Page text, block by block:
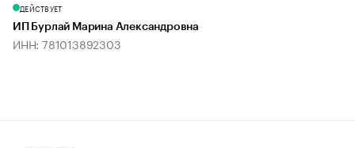
ДЕЙСТВУЕТ
ИП Бурлай Марина Александровна
ИНН: 781013892303